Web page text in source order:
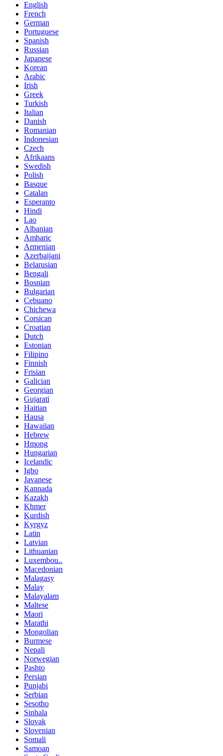
English
French
German
Portuguese
Spanish
Russian
Japanese
Korean
Arabic
Irish
Greek
Turkish
Italian
Danish
Romanian
Indonesian
Czech
Afrikaans
Swedish
Polish
Basque
Catalan
Esperanto
Hindi
Lao
Albanian
Amharic
Armenian
Azerbaijani
Belarusian
Bengali
Bosnian
Bulgarian
Cebuano
Chichewa
Corsican
Croatian
Dutch
Estonian
Filipino
Finnish
Frisian
Galician
Georgian
Gujarati
Haitian
Hausa
Hawaiian
Hebrew
Hmong
Hungarian
Icelandic
Igbo
Javanese
Kannada
Kazakh
Khmer
Kurdish
Kyrgyz
Latin
Latvian
Lithuanian
Luxembou..
Macedonian
Malagasy
Malay
Malayalam
Maltese
Maori
Marathi
Mongolian
Burmese
Nepali
Norwegian
Pashto
Persian
Punjabi
Serbian
Sesotho
Sinhala
Slovak
Slovenian
Somali
Samoan